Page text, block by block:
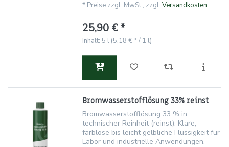
* Preise zzgl. MwSt., zzgl. Versandkosten
25,90 € *
Inhalt: 5 l (5,18 € * / 1 l)
Bromwasserstofflösung 33% reinst
Bromwasserstofflösung 33 % in
technischer Reinheit (reinst). Klare,
farblose bis leicht gelbliche Flüssigkeit für
Labor und industrielle Anwendungen.